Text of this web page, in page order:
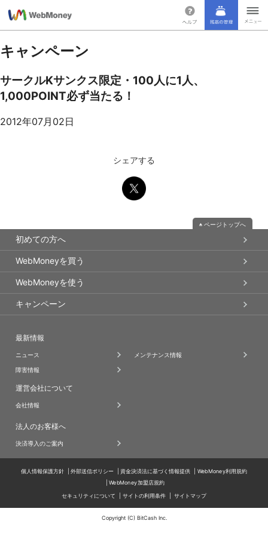
キャンペーン
サークルKサンクス限定・100人に1人、
1,000POINT必ず当たる！
2012年07月02日
シェアする
ページトップへ
初めての方へ
WebMoneyを買う
WebMoneyを使う
キャンペーン
最新情報
ニュース メンテナンス情報
障害情報
運営会社について
会社情報
法人のお客様へ
決済導入のご案内
個人情報保護方針 外部送信ポリシー 資金決済法に基づく情報提供 WebMoney利用規約
WebMoney加盟店規約
セキュリティについて サイトの利用条件 サイトマップ
Copyright (C) BitCash Inc.